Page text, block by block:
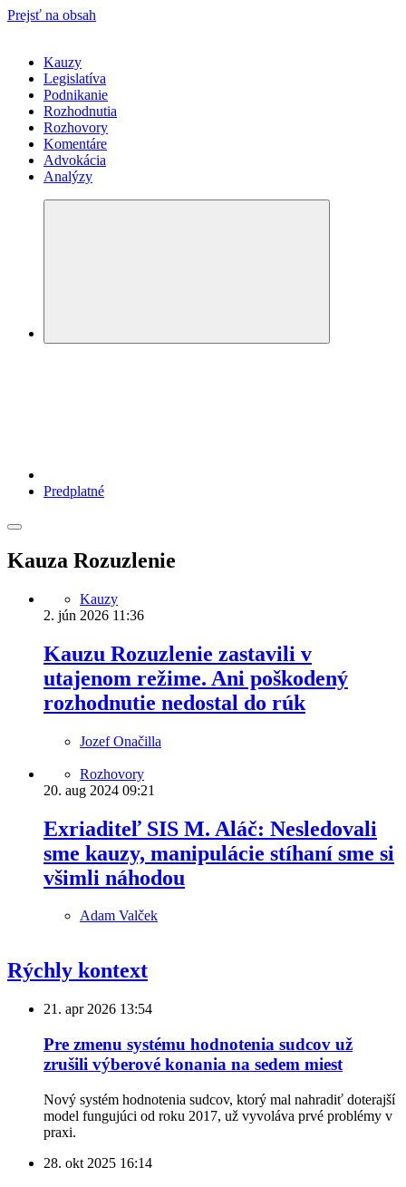
Prejsť na obsah
Kauzy
Legislatíva
Podnikanie
Rozhodnutia
Rozhovory
Komentáre
Advokácia
Analýzy
Predplatné
Kauza Rozuzlenie
Kauzy
2. jún 2026 11:36
Kauzu Rozuzlenie zastavili v
utajenom režime. Ani poškodený
rozhodnutie nedostal do rúk
Jozef Onačilla
Rozhovory
20. aug 2024 09:21
Exriaditeľ SIS M. Aláč: Nesledovali
sme kauzy, manipulácie stíhaní sme si
všimli náhodou
Adam Valček
Rýchly kontext
21. apr 2026 13:54
Pre zmenu systému hodnotenia sudcov už
zrušili výberové konania na sedem miest
Nový systém hodnotenia sudcov, ktorý mal nahradiť doterajší
model fungujúci od roku 2017, už vyvoláva prvé problémy v
praxi.
28. okt 2025 16:14